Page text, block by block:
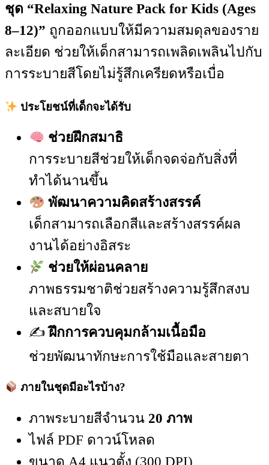
ชุด “Relaxing Nature Pack for Kids (Ages
8–12)” ถูกออกแบบให้มีความสมดุลของราย
ละเอียด ช่วยให้เด็กสามารถเพลิดเพลินไปกับ
การระบายสีโดยไม่รู้สึกเครียดหรือเบื่อ
ประโยชน์ที่เด็กจะได้รับ
ช่วยฝึกสมาธิ
การระบายสีช่วยให้เด็กจดจ่อกับสิ่งที่
ทำได้นานขึ้น
พัฒนาความคิดสร้างสรรค์
เด็กสามารถเลือกสีและสร้างสรรค์ผล
งานได้อย่างอิสระ
ช่วยให้ผ่อนคลาย
ภาพธรรมชาติช่วยสร้างความรู้สึกสงบ
และสบายใจ
✍️ฝึกการควบคุมกล้ามเนื้อมือ
ช่วยพัฒนาทักษะการใช้มือและสายตา
ภายในชุดมีอะไรบ้าง?
ภาพระบายสีจำนวน 20 ภาพ
ไฟล์ PDF ดาวน์โหลด
ขนาด A4 แนวตั้ง (300 DPI)